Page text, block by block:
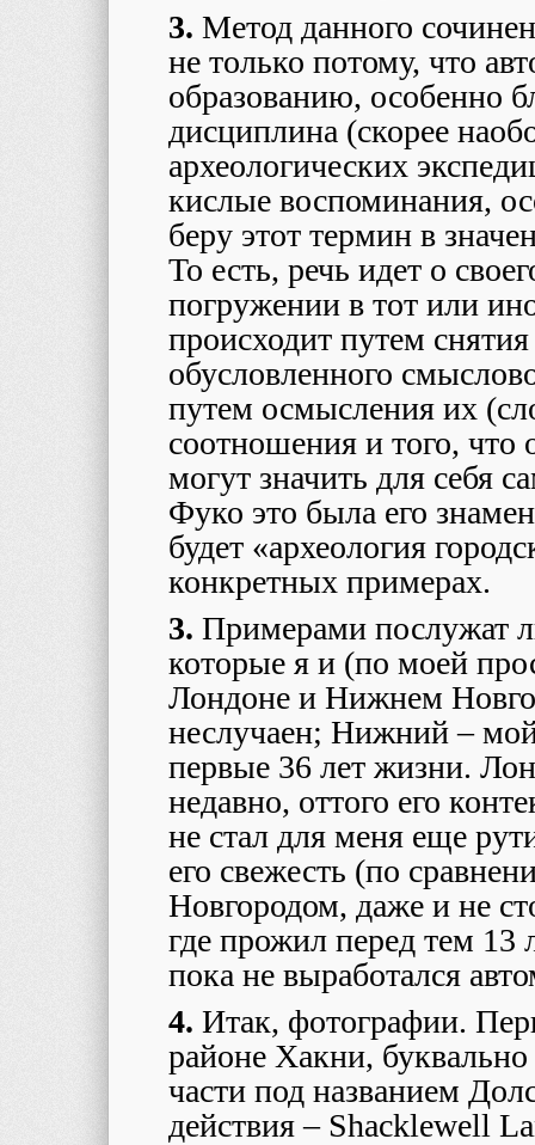
3. Метод данного
не только потому, что
образованию, особенно
дисциплина (скорее
археологических
кислые воспоминания,
беру этот термин в
То есть, речь идет о
погружении в тот или
происходит путем
обусловленного
путем осмысления их
соотношения и того, что
могут значить для
Фуко это была его
будет «археология
конкретных примерах.
3. Примерами послужат
которые я и (по моей
Лондоне и Нижнем
неслучаен; Нижний –
первые 36 лет жизни.
недавно, оттого его
не стал для меня еще
его свежесть (по
Новгородом, даже и не
где прожил перед тем
пока не выработался
4. Итак, фотографии.
районе Хакни,
части под названием
действия – Shacklewell